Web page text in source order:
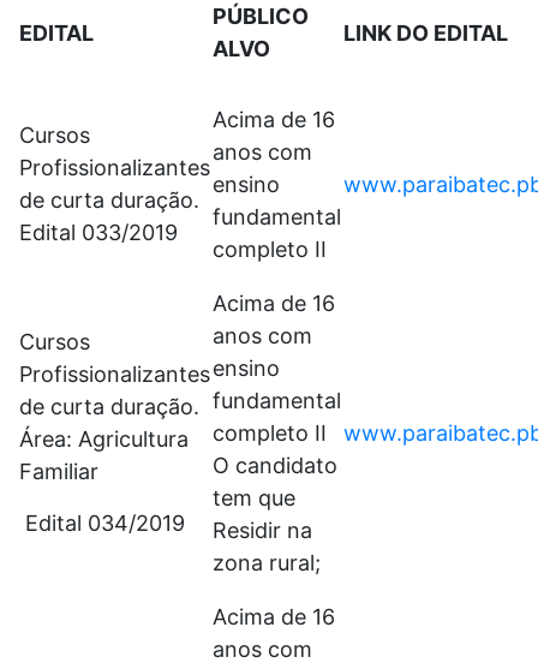
EDITAL
PÚBLICO
ALVO
LINK DO EDITAL
Cursos
Profissionalizantes
de curta duração.
Edital 033/2019
Acima de 16
anos com
ensino
fundamental
completo II
Cursos
Profissionalizantes
de curta duração.
Área: Agricultura
Familiar
Edital 034/2019
Acima de 16
anos com
ensino
fundamental
completo II
O candidato
tem que
Residir na
zona rural;
Acima de 16
anos com